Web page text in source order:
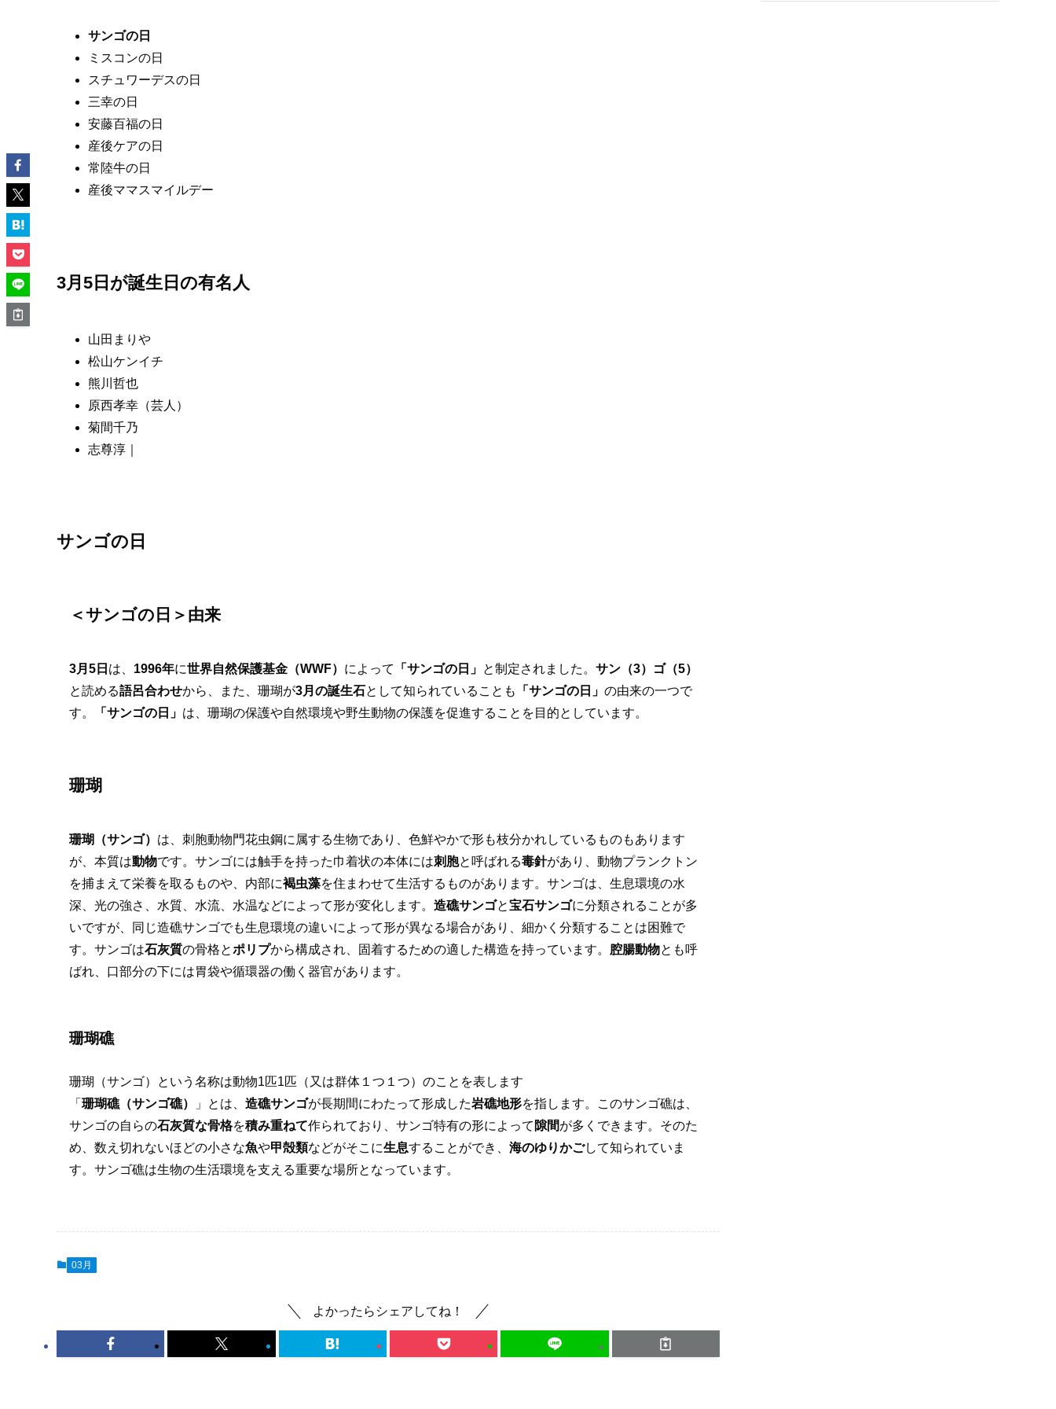
サンゴの日
ミスコンの日
スチュワーデスの日
三幸の日
安藤百福の日
産後ケアの日
常陸牛の日
産後ママスマイルデー
3月5日が誕生日の有名人
山田まりや
松山ケンイチ
熊川哲也
原西孝幸（芸人）
菊間千乃
志尊淳｜
サンゴの日
＜サンゴの日＞由来
3月5日 は、 1996年に世界自然保護基金（WWF） によって 「サンゴの日」 と制定されました。 サン（3）ゴ（5）
と読める語呂合わせから、また、珊瑚が3月の誕生石として知られていることも 「サンゴの日」 の由来の一つで
す。
「サンゴの日」 は、珊瑚の保護や自然環境や野生動物の保護を促進することを目的としています。
珊瑚
珊瑚（サンゴ） は、刺胞動物門花虫鋼に属する生物であり、色鮮やかで形も枝分かれしているものもあります
が、本質は動物です。サンゴには触手を持った巾着状の本体には刺胞と呼ばれる毒針があり、動物プランクトン
を捕まえて栄養を取るものや、内部に褐虫藻を住まわせて生活するものがあります。サンゴは、生息環境の水
深、光の強さ、水質、水流、水温などによって形が変化します。 造礁サンゴと宝石サンゴに分類されることが多
いですが、同じ造礁サンゴでも生息環境の違いによって形が異なる場合があり、細かく分類することは困難で
す。サンゴは石灰質の骨格とポリプから構成され、固着するための適した構造を持っています。 腔腸動物とも呼
ばれ、口部分の下には胃袋や循環器の働く器官があります。
珊瑚礁
珊瑚（サンゴ）という名称は動物1匹1匹（又は群体１つ１つ）のことを表します
「 珊瑚礁（サンゴ礁） 」とは、 造礁サンゴが長期間にわたって形成した岩礁地形を指します。このサンゴ礁は、
サンゴの自らの石灰質な骨格を積み重ねて作られており、サンゴ特有の形によって 隙間が多くできます。そのた
め、数え切れないほどの小さな魚や甲殻類などがそこに生息することができ、 海のゆりかごして知られていま
す。サンゴ礁は生物の生活環境を支える重要な場所となっています。
03月
よかったらシェアしてね！